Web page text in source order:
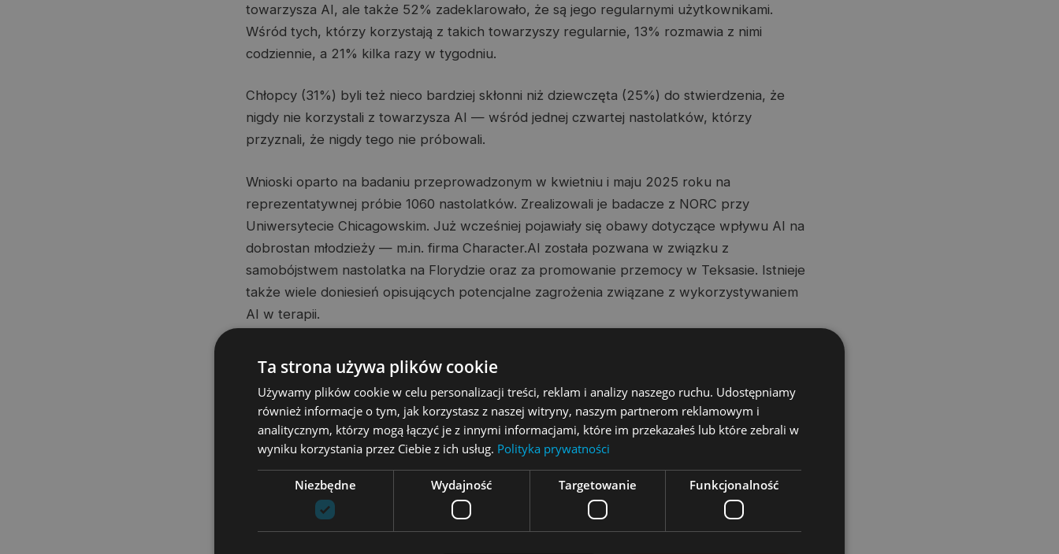
towarzysza AI, ale także 52% zadeklarowało, że są jego regularnymi użytkownikami.
Wśród tych, którzy korzystają z takich towarzyszy regularnie, 13% rozmawia z nimi
codziennie, a 21% kilka razy w tygodniu.
Chłopcy (31%) byli też nieco bardziej skłonni niż dziewczęta (25%) do stwierdzenia, że
nigdy nie korzystali z towarzysza AI — wśród jednej czwartej nastolatków, którzy
przyznali, że nigdy tego nie próbowali.
Wnioski oparto na badaniu przeprowadzonym w kwietniu i maju 2025 roku na
reprezentatywnej próbie 1060 nastolatków. Zrealizowali je badacze z NORC przy
Uniwersytecie Chicagowskim. Już wcześniej pojawiały się obawy dotyczące wpływu AI na
dobrostan młodzieży — m.in. firma Character.AI została pozwana w związku z
samobójstwem nastolatka na Florydzie oraz za promowanie przemocy w Teksasie. Istnieje
także wiele doniesień opisujących potencjalne zagrożenia związane z wykorzystywaniem
AI w terapii.
młodzi ludzie korzystają z AI do symulowania ludzkich interakcji, co może obejmować
wirtualne przyjaźnie, wsparcie emocjonalne, terapię czy gry fabularne.
Analiza przyjrzała się także innym zachowaniom związanym z korzystaniem z towarzyszy
tego efekty.
Na przykład prawie połowa (46%) stwierdziła, że postrzega towarzyszy AI jako narzędzia
Ta strona używa plików cookie
Używamy plików cookie w celu personalizacji treści, reklam i analizy naszego ruchu. Udostępniamy
również informacje o tym, jak korzystasz z naszej witryny, naszym partnerom reklamowym i
analitycznym, którzy mogą łączyć je z innymi informacjami, które im przekazałeś lub które zebrali w
wyniku korzystania przez Ciebie z ich usług. Polityka prywatności
Niezbędne Wydajność Targetowanie Funkcjonalność